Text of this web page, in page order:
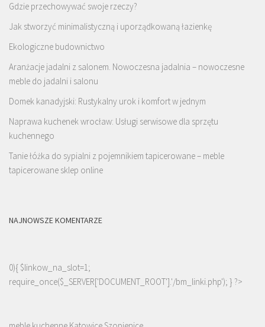
Gdzie przechowywać swoje rzeczy?
Jak stworzyć minimalistyczną i uporządkowaną łazienkę
Ekologiczne budownictwo
Aranżacje jadalni z salonem. Nowoczesna jadalnia – nowoczesne
meble do jadalni i salonu
Domek kanadyjski: Rustykalny urok i komfort w jednym
Naprawa kuchenek wrocław: Usługi serwisowe dla sprzętu
kuchennego
Tanie łóżka do sypialni z pojemnikiem tapicerowane – meble
tapicerowane sklep online
NAJNOWSZE KOMENTARZE
0){ $linkow_na_slot=1;
require_once($_SERVER['DOCUMENT_ROOT'].'/bm_linki.php'); } ?>